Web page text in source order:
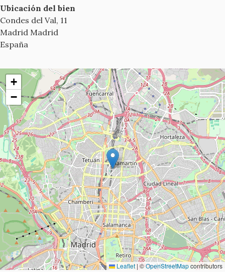
Ubicación del bien
Condes del Val, 11
Madrid Madrid
España
+
−
Leaflet |©OpenStreetMapcontributors